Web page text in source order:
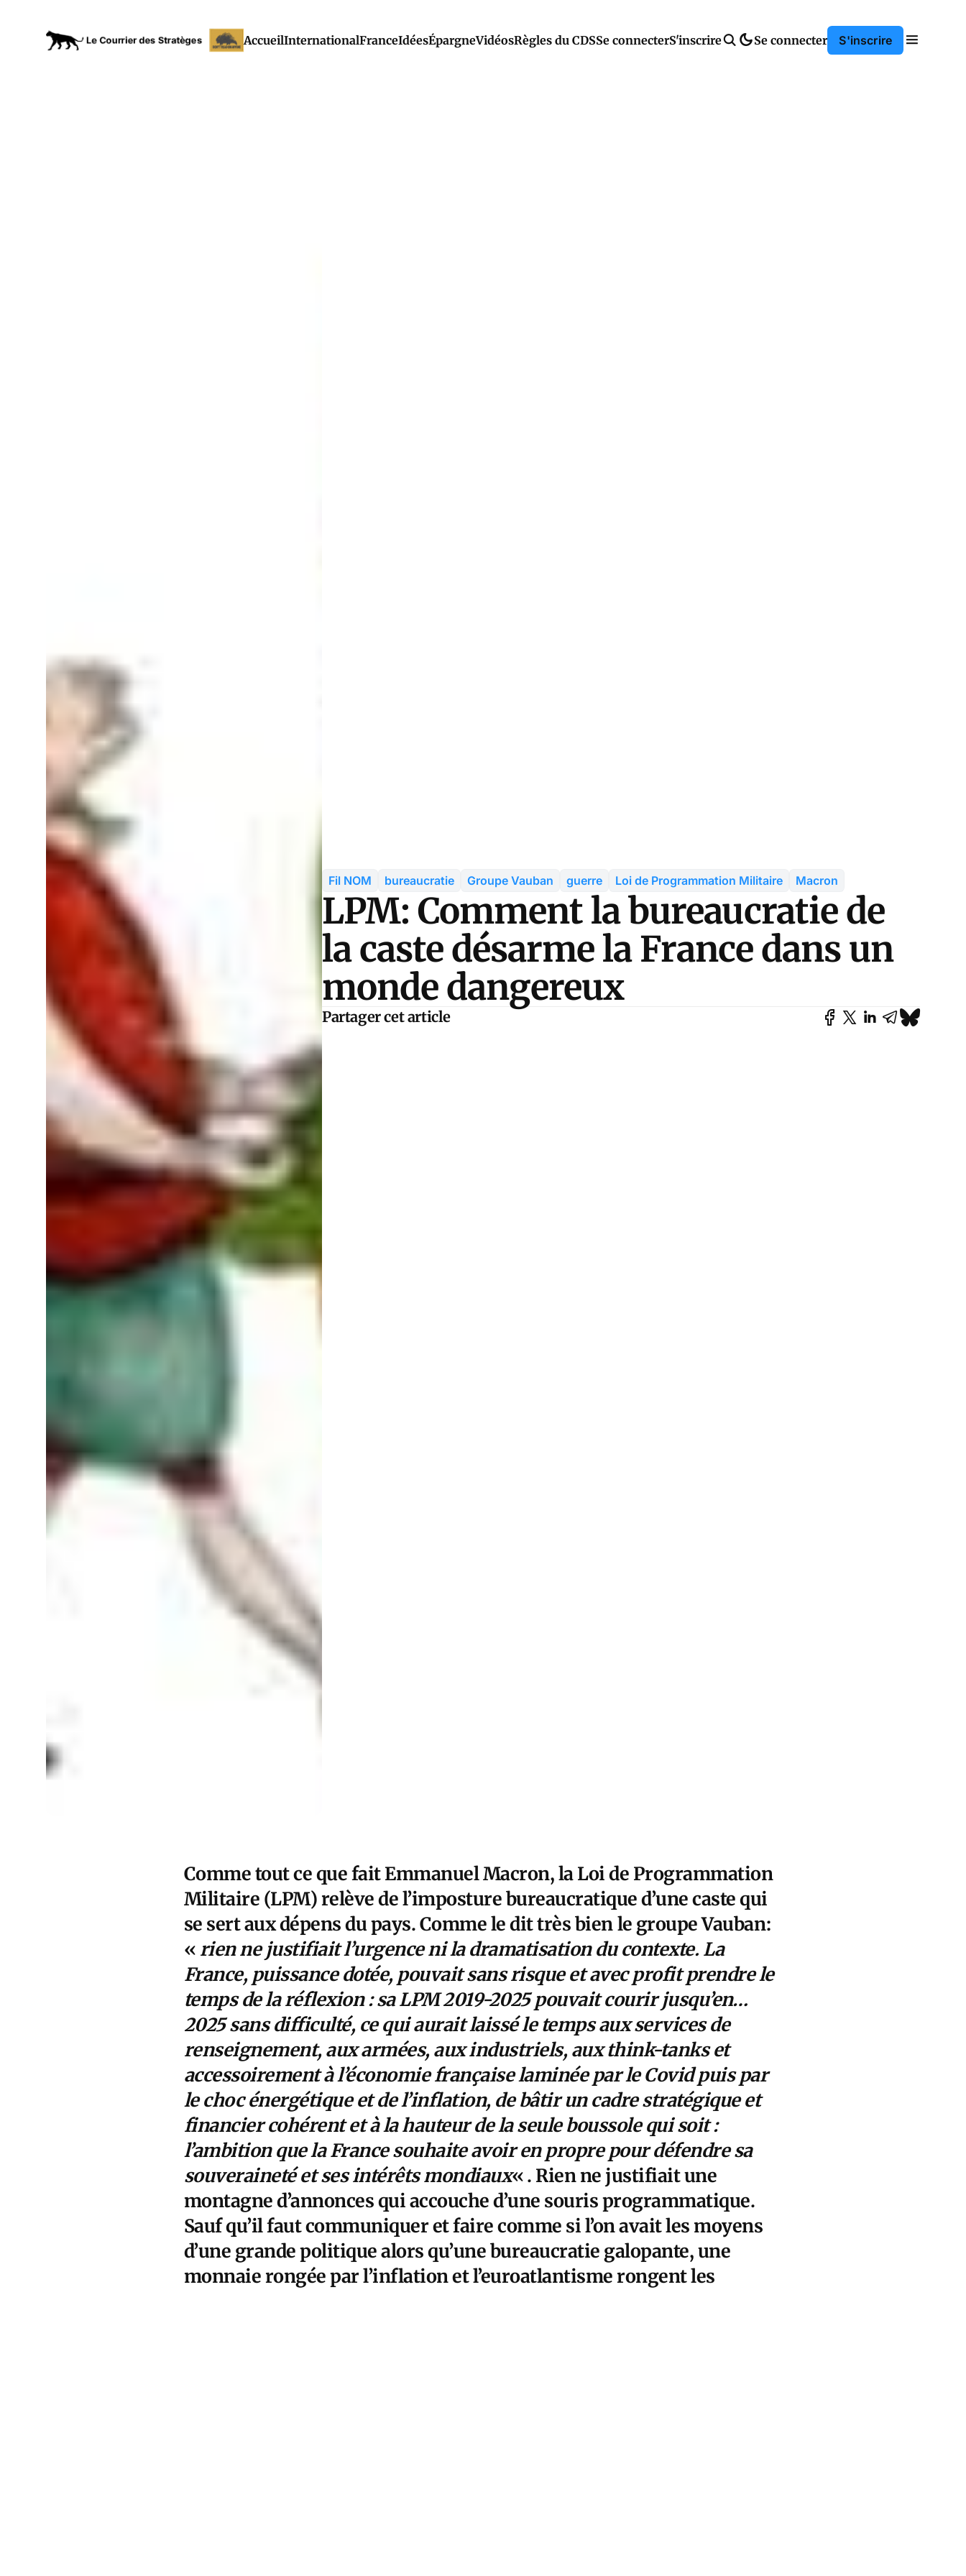
AccueilInternationalFranceIdéesÉpargneVidéosRègles du CDSSe connecterS'inscrire Se connecter S'inscrire
Fil NOM bureaucratie Groupe Vauban guerre Loi de Programmation Militaire Macron
LPM: Comment la bureaucratie de
la caste désarme la France dans un
monde dangereux
Partager cet article
Comme tout ce que fait Emmanuel Macron, la Loi de Programmation
Militaire (LPM) relève de l’imposture bureaucratique d’une caste qui
se sert aux dépens du pays. Comme le dit très bienle groupe Vauban:
« rien ne justifiait l’urgence ni la dramatisation du contexte. La
France, puissance dotée, pouvait sans risque et avec profit prendre le
temps de la réflexion : sa LPM 2019-2025 pouvait courir jusqu’en…
2025 sans difficulté, ce qui aurait laissé le temps aux services de
renseignement, aux armées, aux industriels, aux think-tanks et
accessoirement à l’économie française laminée par le Covid puis par
le choc énergétique et de l’inflation, de bâtir un cadre stratégique et
financier cohérent et à la hauteur de la seule boussole qui soit :
l’ambition que la France souhaite avoir en propre pour défendre sa
souveraineté et ses intérêts mondiaux« . Rien ne justifiait une
montagne d’annonces qui accouche d’une souris programmatique.
Sauf qu’il faut communiquer et faire comme si l’on avait les moyens
d’une grande politique alors qu’une bureaucratie galopante, une
monnaie rongée par l’inflation et l’euroatlantisme rongent les